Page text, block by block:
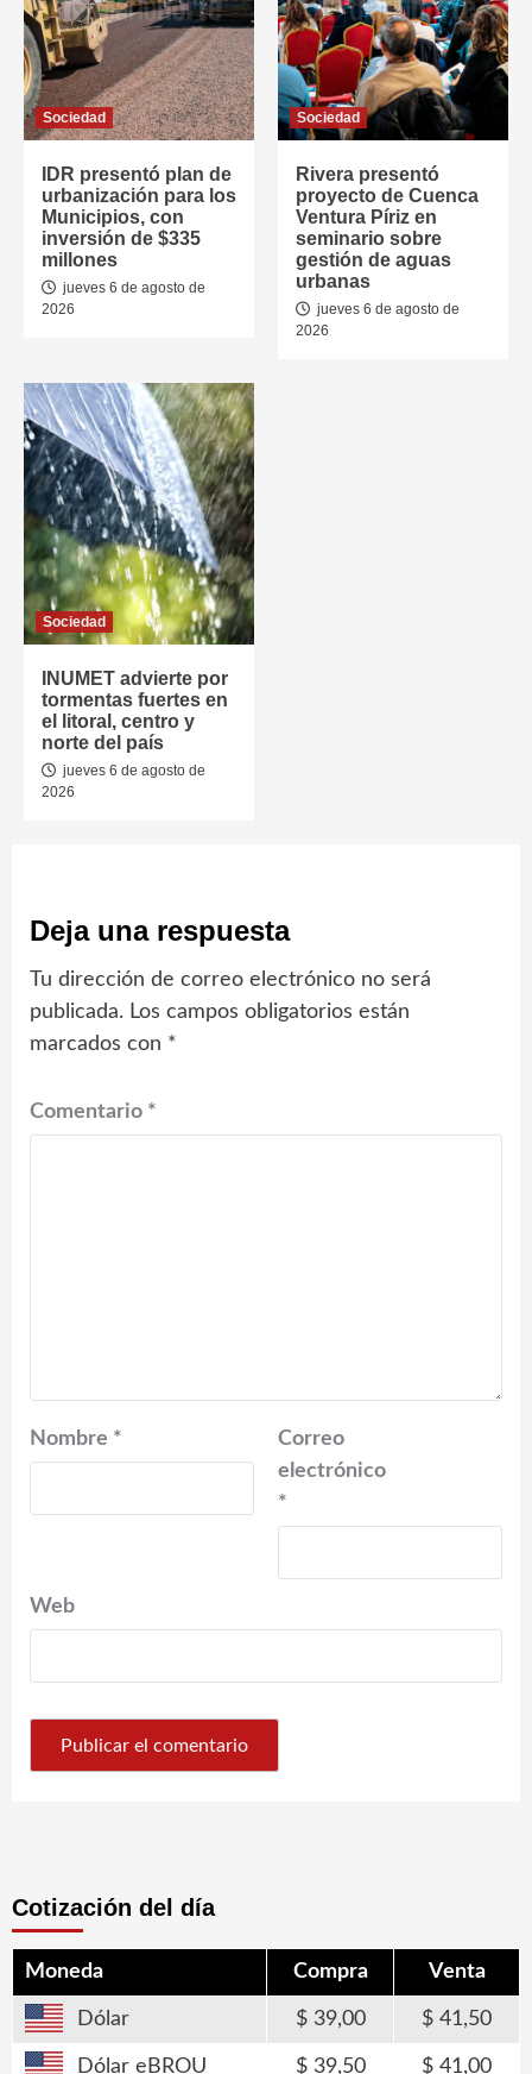
Sociedad
IDR presentó plan de
urbanización para los
Municipios, con
inversión de $335
millones
jueves 6 de agosto de
2026
Sociedad
Rivera presentó
proyecto de Cuenca
Ventura Píriz en
seminario sobre
gestión de aguas
urbanas
jueves 6 de agosto de
2026
Sociedad
INUMET advierte por
tormentas fuertes en
el litoral, centro y
norte del país
jueves 6 de agosto de
2026
Deja una respuesta
Tu dirección de correo electrónico no será
publicada. Los campos obligatorios están
marcados con *
Comentario *
Nombre *
Correo
electrónico
*
Web
Cotización del día
Moneda Compra Venta
Dólar 39,00 41,50
Dólar eBROU 39,50 41,00